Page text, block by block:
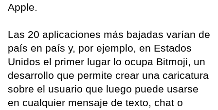
Apple.
Las 20 aplicaciones más bajadas varían de
país en país y, por ejemplo, en Estados
Unidos el primer lugar lo ocupa Bitmoji, un
desarrollo que permite crear una caricatura
sobre el usuario que luego puede usarse
en cualquier mensaje de texto, chat o